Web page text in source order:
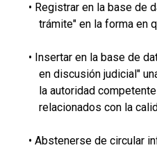
• Registrar en la base de
trámite" en la forma en
• Insertar en la base de
en discusión judicial"
la autoridad
relacionados con la
• Abstenerse de circular